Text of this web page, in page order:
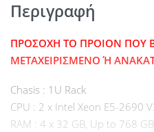
Περιγραφή
ΠΡΟΣΟΧΗ ΤΟ ΠΡΟΙΟΝ ΠΟΥ
ΜΕΤΑΧΕΙΡΙΣΜΕΝΟ Ή
Chasis : 1U Rack
CPU : 2 x Intel Xeon E5-2690
RAM : 4 x 32 GB, Up to 768 GB